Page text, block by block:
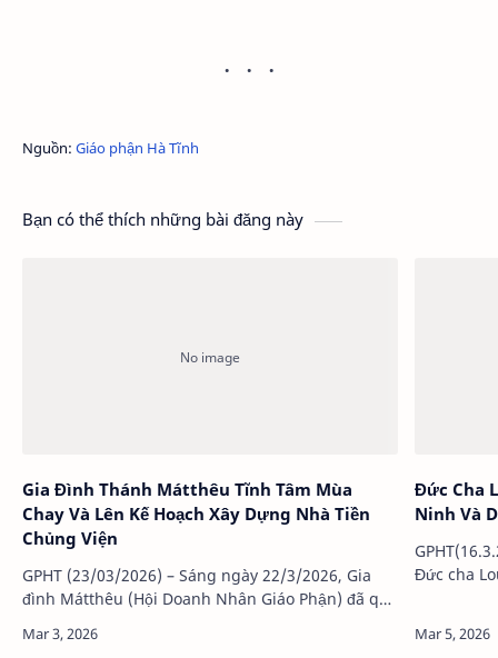
Nguồn: Giáo phận Hà Tĩnh
Bạn có thể thích những bài đăng này
Gia Đình Thánh Mátthêu Tĩnh Tâm Mùa
Chay Và Lên Kế Hoạch Xây Dựng Nhà Tiền
Chủng Viện
GPHT (23/03/2026) – Sáng ngày 22/3/2026, Gia
đình Mátthêu (Hội Doanh Nhân Giáo Phận) đã quy
Mùa Chay Thánh, đồng thời cùng nhau…
Đức Cha
Ninh Và
Đức cha